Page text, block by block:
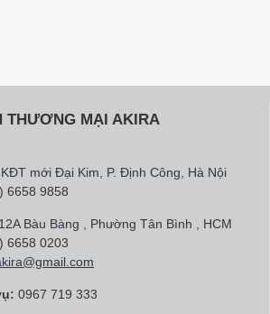
THƯƠNG MẠI AKIRA
mới Đại Kim, P. Định Công, Hà Nội
6658 9858
Bàu Bàng , Phường Tân Bình , HCM
6658 0203
0967 719 333